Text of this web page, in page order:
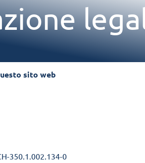
sito web
350.1.002.134-0